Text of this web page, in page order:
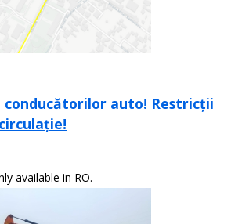
conducătorilor auto! Restricții
available in RO.